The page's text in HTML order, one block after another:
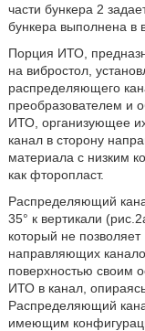
части бункера 2
бункера выполнена в
Порция ИТО,
на вибростол,
распределяющего
преобразователем и
ИТО, организующее
канал в сторону
материала с низким
как фторопласт.
Распределяющий
35° к вертикали
который не
направляющих
поверхностью своим
ИТО в канал,
Распределяющий
имеющим